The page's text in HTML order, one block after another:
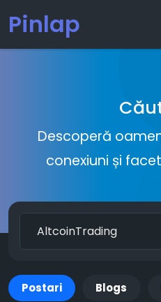
Pinlap
Descoperă
conexiuni și
Postari Blogs